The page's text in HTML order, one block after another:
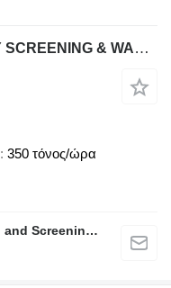
FABO 200-350 T/H STATIONARY SCREENING & WASHING PLANT
350 τόνος/ώρα
FABO Mobile & Stationary Crushing and Screening Plants | Concrete Batching Plants Manufacturer